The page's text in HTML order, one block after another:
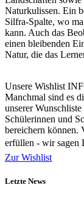
Naturkulissen. Ein
Silfra-Spalte, wo
kann. Auch das
einen bleibenden
Natur, die das
Unsere Wishlist
Manchmal sind es
unserer
Schülerinnen und
bereichern können.
erfüllen - wir
Zur Wishlist
Letzte News